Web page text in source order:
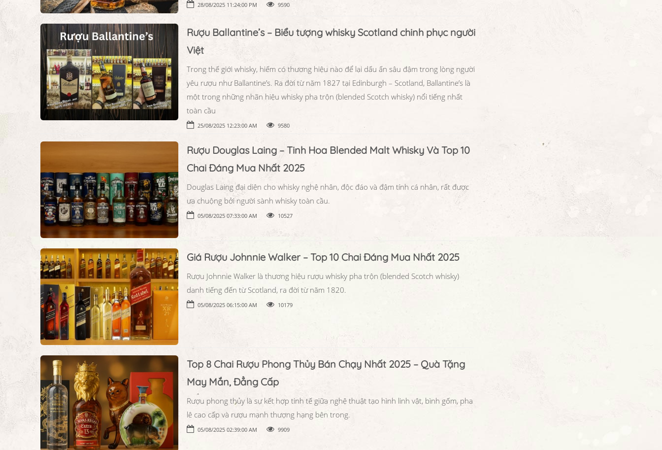
28/08/2025 11:24:00 PM 9590
Rượu Ballantine’s – Biểu tượng whisky Scotland chinh phục người
Việt
Trong thế giới whisky, hiếm có thương hiệu nào để lại dấu ấn sâu đậm trong lòng người
yêu rượu như Ballantine’s. Ra đời từ năm 1827 tại Edinburgh – Scotland, Ballantine’s là
một trong những nhãn hiệu whisky pha trộn (blended Scotch whisky) nổi tiếng nhất
toàn cầu
25/08/2025 12:23:00 AM 9580
Rượu Douglas Laing – Tinh Hoa Blended Malt Whisky Và Top 10
Chai Đáng Mua Nhất 2025
Douglas Laing đại diện cho whisky nghệ nhân, độc đáo và đậm tính cá nhân, rất được
ưa chuộng bởi người sành whisky toàn cầu.
05/08/2025 07:33:00 AM 10527
Giá Rượu Johnnie Walker – Top 10 Chai Đáng Mua Nhất 2025
Rượu Johnnie Walker là thương hiệu rượu whisky pha trộn (blended Scotch whisky)
danh tiếng đến từ Scotland, ra đời từ năm 1820.
05/08/2025 06:15:00 AM 10179
Top 8 Chai Rượu Phong Thủy Bán Chạy Nhất 2025 – Quà Tặng
May Mắn, Đẳng Cấp
Rượu phong thủy là sự kết hợp tinh tế giữa nghệ thuật tạo hình linh vật, bình gốm, pha
lê cao cấp và rượu mạnh thượng hạng bên trong.
05/08/2025 02:39:00 AM 9909